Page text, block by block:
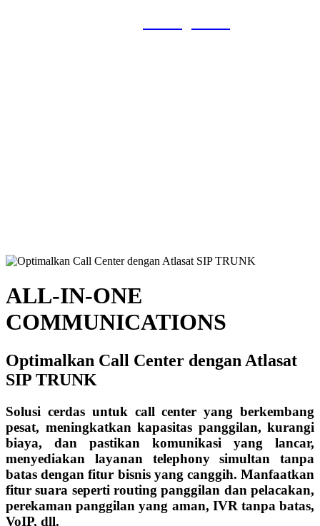
Solusi cerdas untuk call center yang
pesat, meningkatkan kapasitas
biaya, dan pastikan komunikasi